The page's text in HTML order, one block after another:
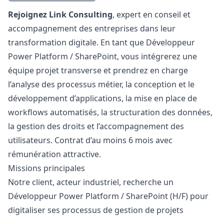
Description
Rejoignez Link Consulting, expert en conseil et
accompagnement des entreprises dans leur
transformation digitale. En tant que Développeur
Power Platform / SharePoint, vous intégrerez une
équipe projet transverse et prendrez en charge
l’analyse des processus métier, la conception et le
développement d’applications, la mise en place de
workflows automatisés, la structuration des données,
la gestion des droits et l’accompagnement des
utilisateurs. Contrat d’au moins 6 mois avec
rémunération attractive.
Missions principales
Notre client, acteur industriel, recherche un
Développeur Power Platform / SharePoint (H/F) pour
digitaliser ses processus de gestion de projets